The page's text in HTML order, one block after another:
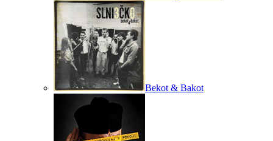
Bekot & Bakot